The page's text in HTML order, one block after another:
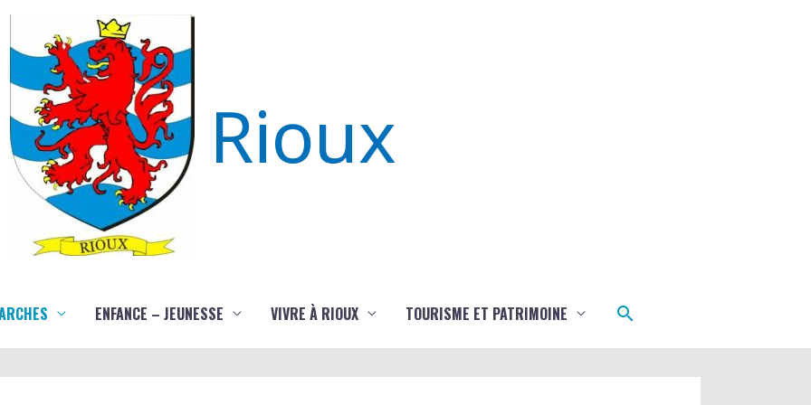
Rioux
ENFANCE – JEUNESSE VIVRE À RIOUX TOURISME ET PATRIMOINE Rechercher